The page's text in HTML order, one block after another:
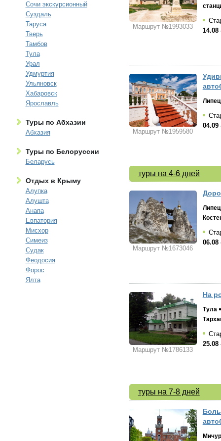
Сочи экскурсионный
Суздаль
Таруса
Тверь
Тамбов
Тула
Урал
Удмуртия
Ульяновск
Хабаровск
Ярославль
Туры по Абхазии
Абхазия
Туры по Белоруссии
Беларусь
Отдых в Крыму
Алупка
Алушта
Анапа
Евпатория
Мисхор
Симеиз
Судак
Феодосия
Форос
Ялта
Маршрут №1993033
14.08
Маршрут №1959580
04.09
туры на 4-6 дней
Маршрут №1673046
06.08
Маршрут №1786133
На
Тула
25.08
туры на 7-8 дней